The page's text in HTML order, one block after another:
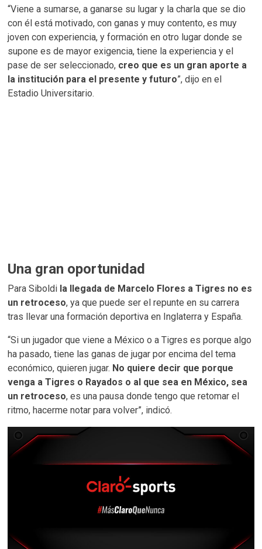
“Viene a sumarse, a ganarse su lugar y la charla que se dio
con él está motivado, con ganas y muy contento, es muy
joven con experiencia, y formación en otro lugar donde se
supone es de mayor exigencia, tiene la experiencia y el
pase de ser seleccionado, creo que es un gran aporte a
la institución para el presente y futuro”, dijo en el
Estadio Universitario.
Una gran oportunidad
Para Siboldi la llegada de Marcelo Flores a Tigres no es
un retroceso, ya que puede ser el repunte en su carrera
tras llevar una formación deportiva en Inglaterra y España.
“Si un jugador que viene a México o a Tigres es porque algo
ha pasado, tiene las ganas de jugar por encima del tema
económico, quieren jugar. No quiere decir que porque
venga a Tigres o Rayados o al que sea en México, sea
un retroceso, es una pausa donde tengo que retomar el
ritmo, hacerme notar para volver”, indicó.